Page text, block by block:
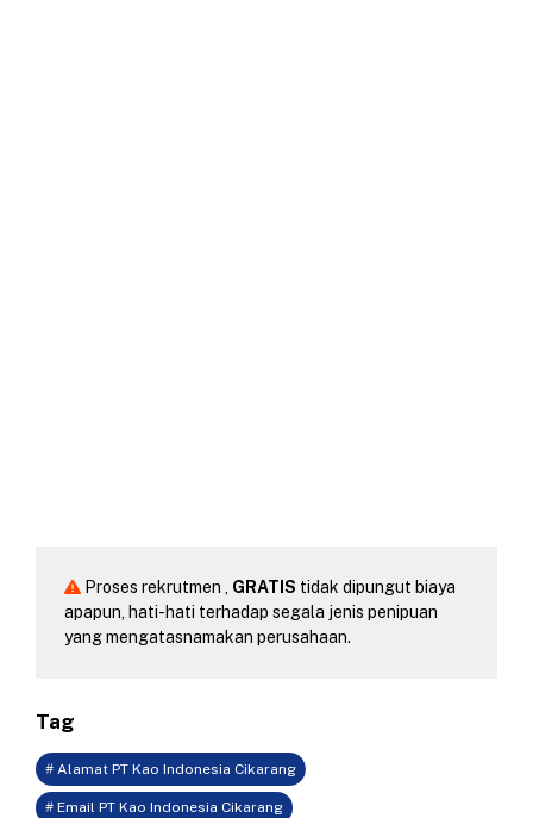
Proses rekrutmen , GRATIS tidak dipungut biaya
apapun, hati-hati terhadap segala jenis penipuan
yang mengatasnamakan perusahaan.
Tag
# Alamat PT Kao Indonesia Cikarang
# Email PT Kao Indonesia Cikarang